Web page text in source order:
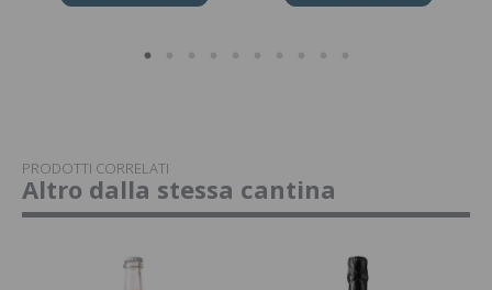
PRODOTTI CORRELATI
Altro dalla stessa cantina